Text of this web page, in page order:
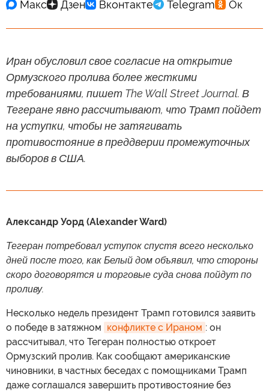
Иран обусловил свое согласие на открытие
Ормузского пролива более жесткими
требованиями, пишет The Wall Street Journal. В
Тегеране явно рассчитывают, что Трамп пойдет
на уступки, чтобы не затягивать
противостояние в преддверии промежуточных
выборов в США.
Александр Уорд (Alexander Ward)
Тегеран потребовал уступок спустя всего несколько
дней после того, как Белый дом объявил, что стороны
скоро договорятся и торговые суда снова пойдут по
проливу.
Несколько недель президент Трамп готовился заявить
о победе в затяжном конфликте с Ираном : он
рассчитывал, что Тегеран полностью откроет
Ормузский пролив. Как сообщают американские
чиновники, в частных беседах с помощниками Трамп
даже соглашался завершить противостояние без